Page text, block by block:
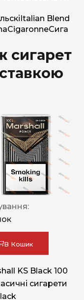
Italian Blend
CigaronneСига
сигарет
В Кошик
KS Black 100
сигарети